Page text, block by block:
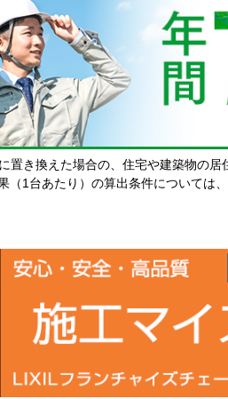
置き換えた場合の、住宅や建築物の
（1台あたり）の算出条件については、